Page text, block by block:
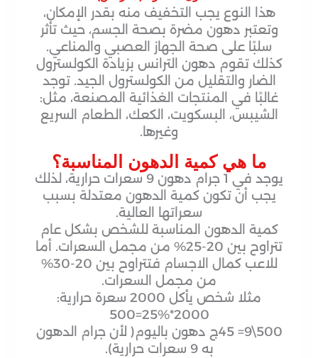
هذا النوع يجب التخفيف منه بقدر الإمكان،
وتعتبر دهون مضرة بصحة الجسم، حيث تأثر
سلبًا على صحة الجهاز العصبي والمناعي.
كذلك تقوم دهون الترانس بزيادة الكولسترول
الضار والتقليل من الكولسترول الجيد. توجد
غالبًا في المنتجات الغذائية المصنعة، مثل:
الشيبس، البسكويت، الكعك، الطعام السريع
وغيرها.
ما هي كمية الدهون المناسبة؟
يوجد في 1 جرام دهون 9 سعرات حرارية، لذلك
يجب أن تكون كمية الدهون معتدلة بسبب
سعراتها العالية.
كمية الدهون المناسبة للشخص بشكل عام
تتراوح بين 20-25% من مجمل السعرات. أما
للاعب كمال الاجسام فتتراوح بين 20-30%
من مجمل السعرات.
مثلا شخص يأكل 2000 سعرة حرارية:
2000*25%=500
500\9= 45ج دهون باليوم( لأن جرام الدهون
به 9 سعرات حرارية).